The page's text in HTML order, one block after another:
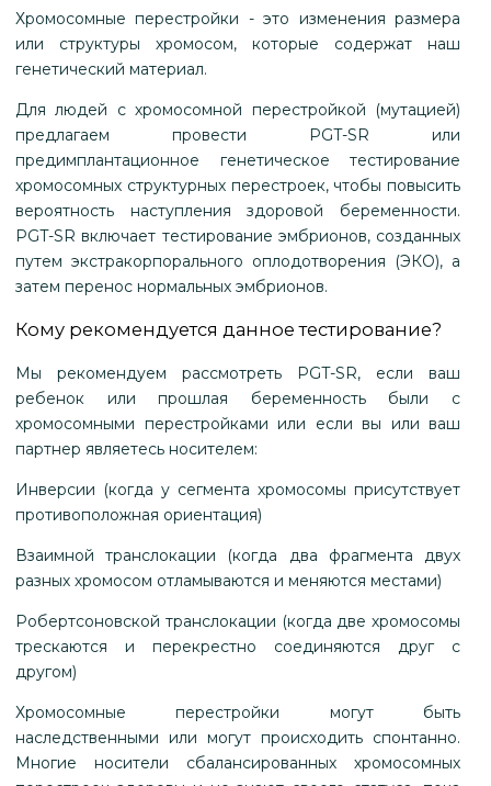
Хромосомные перестройки - это изменения размера
или структуры хромосом, которые содержат наш
генетический материал.
Для людей с хромосомной перестройкой (мутацией)
предлагаем провести PGT-SR или
предимплантационное генетическое тестирование
хромосомных структурных перестроек, чтобы повысить
вероятность наступления здоровой беременности.
PGT-SR включает тестирование эмбрионов, созданных
путем экстракорпорального оплодотворения (ЭКО), а
затем перенос нормальных эмбрионов.
Кому рекомендуется данное тестирование?
Мы рекомендуем рассмотреть PGT-SR, если ваш
ребенок или прошлая беременность были с
хромосомными перестройками или если вы или ваш
партнер являетесь носителем:
Инверсии (когда у сегмента хромосомы присутствует
противоположная ориентация)
Взаимной транслокации (когда два фрагмента двух
разных хромосом отламываются и меняются местами)
Робертсоновской транслокации (когда две хромосомы
трескаются и перекрестно соединяются друг с
другом)
Хромосомные перестройки могут быть
наследственными или могут происходить спонтанно.
Многие носители сбалансированных хромосомных